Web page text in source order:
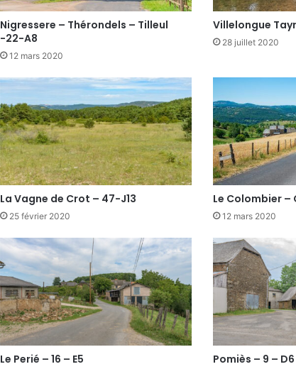
Nigressere – Thérondels – Tilleul
-22-A8
12 mars 2020
Villelongue
28 juillet 2020
La Vagne de Crot – 47-J13
25 février 2020
Le Colombier –
12 mars 2020
Le Perié – 16 – E5 Pomiès – 9 – D6